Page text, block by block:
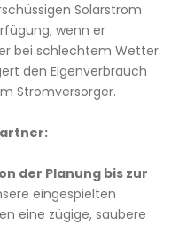
Solarstrom
wenn er
bei schlechtem Wetter.
den Eigenverbrauch
Stromversorger.
der Planung bis zur
eine zügige, saubere